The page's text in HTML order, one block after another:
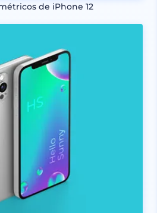
de iPhone 12